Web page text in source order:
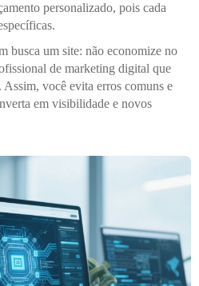
personalizado, pois cada
busca um site: não economize no
de marketing digital que
Assim, você evita erros comuns e
em visibilidade e novos